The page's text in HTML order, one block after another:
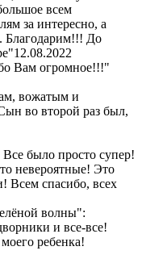
всем
за интересно, а
Благодарим!!! До
12.08.2022
Вам огромное!!!"
вожатым и
во второй раз был,
было просто супер!
невероятные! Это
Всем спасибо, всех
волны":
и все-все!
ребенка!